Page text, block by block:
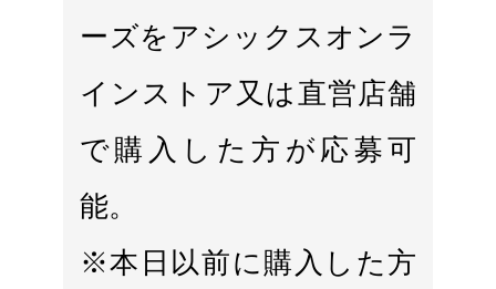
ーズをアシックスオンラ
インストア又は直営店舗
で購入した方が応募可
能。
※本日以前に購入した方